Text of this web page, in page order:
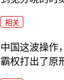
相关
中国这波操作
霸权打出了原